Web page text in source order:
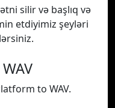
silir və başlıq və
etdiyimiz şeyləri
to WAV.